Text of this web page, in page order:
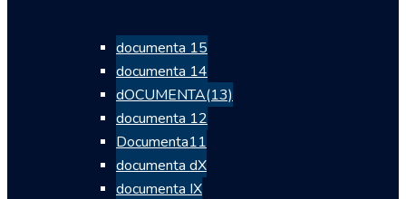
documenta 15
documenta 14
dOCUMENTA(13)
documenta 12
Documenta11
documenta dX
documenta IX